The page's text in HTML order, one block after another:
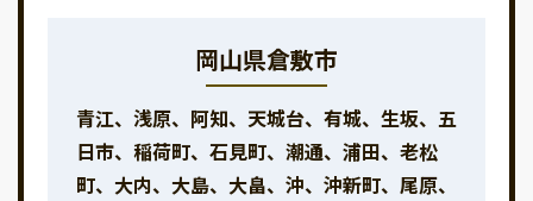
岡山県倉敷市
青江、浅原、阿知、天城台、有城、生坂、五
日市、稲荷町、石見町、潮通、浦田、老松
町、大内、大島、大畠、沖、沖新町、尾原、